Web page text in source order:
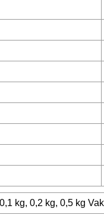
0,1 kg, 0,2 kg, 0,5 kg